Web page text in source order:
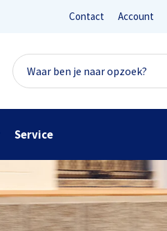
Contact Account
Service